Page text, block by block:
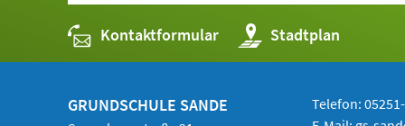
Kontaktformular Stadtplan
(Öffnet
in
einem
GRUNDSCHULE SANDE
Telefon: